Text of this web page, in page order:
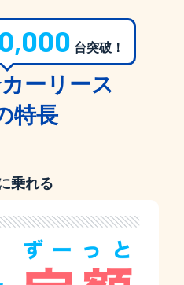
台突破！
ーリース
特長
乗れる